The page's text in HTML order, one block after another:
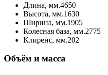
Длина, мм.4650
Высота, мм.1630
Ширина, мм.1905
Колесная база, мм.2775
Клиренс, мм.202
Объём и масса